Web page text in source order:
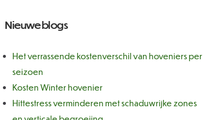
Nieuwe blogs
Het verrassende kostenverschil van hoveniers per
seizoen
Kosten Winter hovenier
Hittestress verminderen met schaduwrijke zones